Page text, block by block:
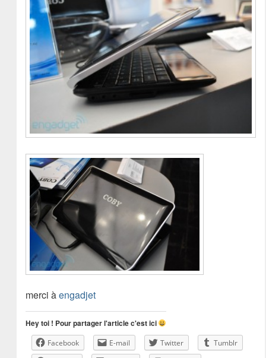
merci àengadjet
Hey toi ! Pour partager l'article c'est ici
Facebook E-mail Twitter
Tumblr